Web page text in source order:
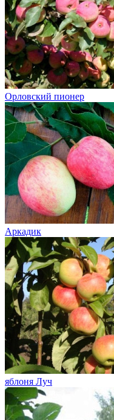
Орловский пионер
Аркадик
яблоня Луч